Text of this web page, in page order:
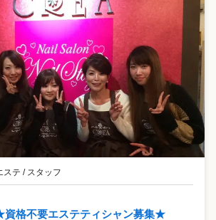
ステ / スタッフ
格不要エステティシャン募集★